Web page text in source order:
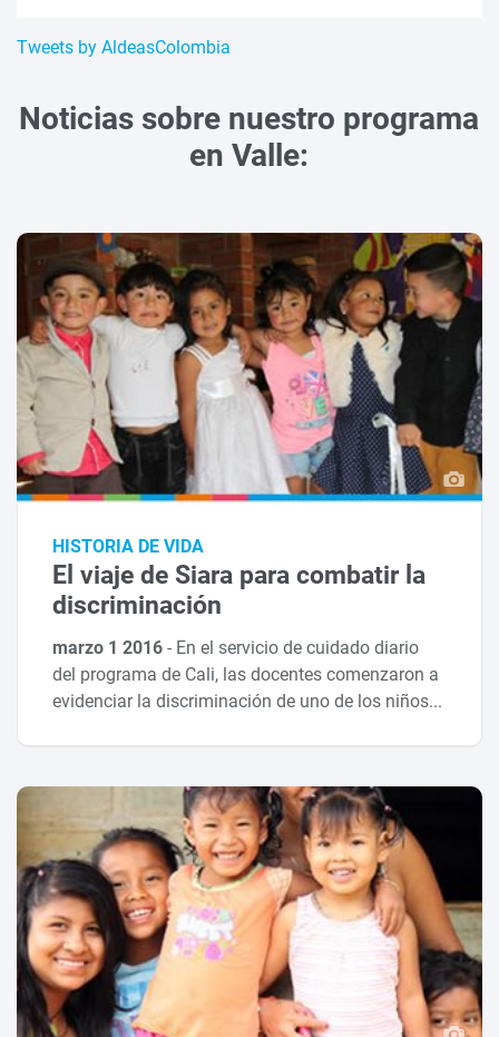
Tweets by AldeasColombia
Noticias sobre nuestro programa
en Valle:
HISTORIA DE VIDA
El viaje de Siara para combatir la
discriminación
marzo 1 2016- En el servicio de cuidado diario
del programa de Cali, las docentes comenzaron a
evidenciar la discriminación de uno de los niños...